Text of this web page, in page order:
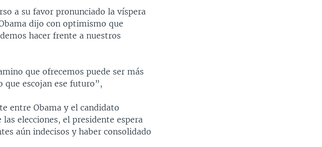
a su favor pronunciado la víspera
dijo con optimismo que
hacer frente a nuestros
que ofrecemos puede ser más
que escojan ese futuro”,
entre Obama y el candidato
elecciones, el presidente espera
aún indecisos y haber consolidado